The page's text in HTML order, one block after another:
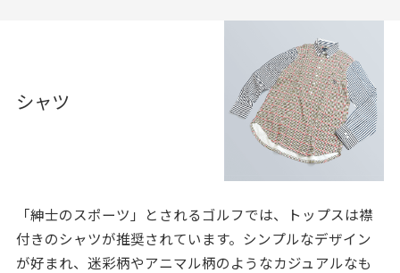
シャツ
「紳士のスポーツ」とされるゴルフでは、トップスは襟
付きのシャツが推奨されています。シンプルなデザイン
が好まれ、迷彩柄やアニマル柄のようなカジュアルなも